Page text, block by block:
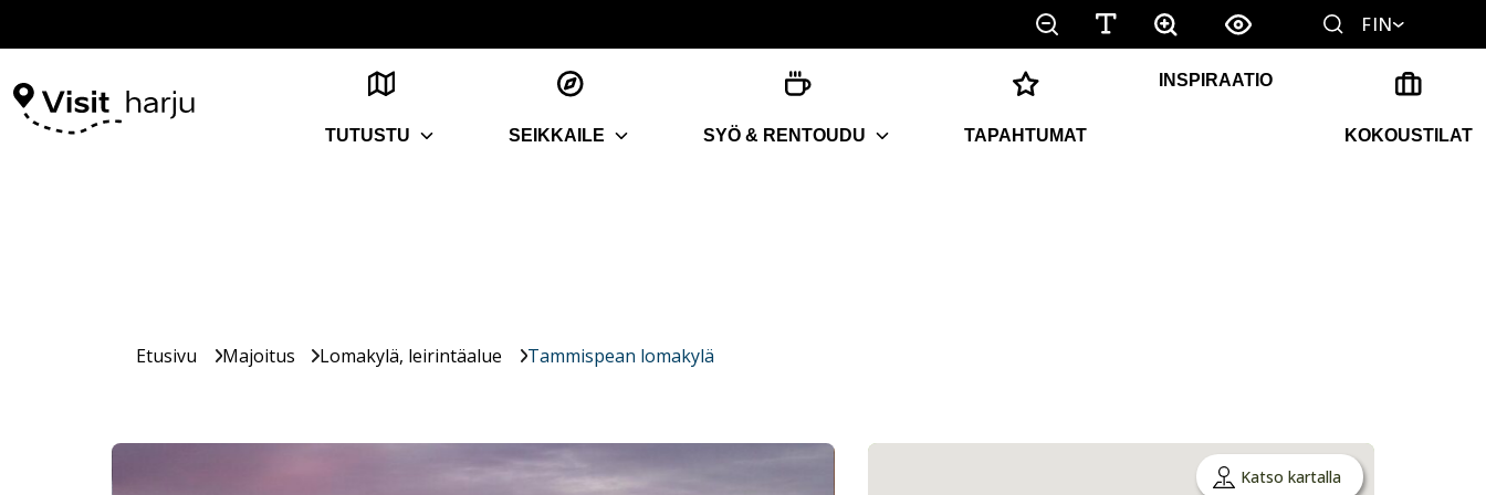
FIN
TUTUSTU SEIKKAILE SYÖ & RENTOUDU TAPAHTUMAT
INSPIRAATIO
KOKOUSTILAT
Etusivu Majoitus Lomakylä, leirintäalue Tammispean lomakylä
Katso kartalla